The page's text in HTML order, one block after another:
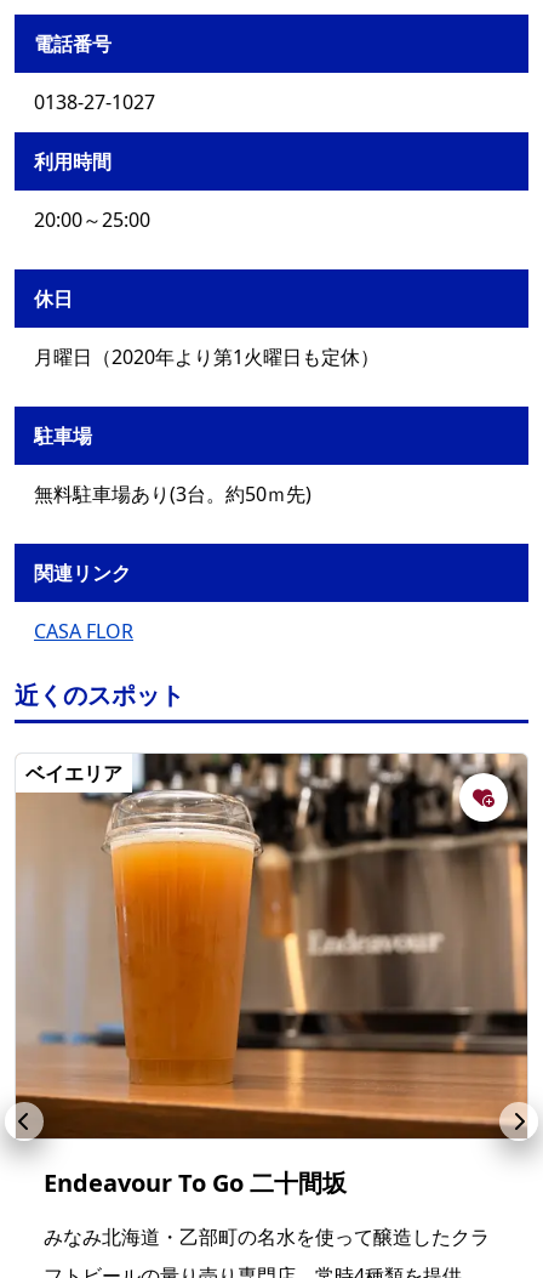
電話番号
0138-27-1027
利用時間
20:00～25:00
休日
月曜日（2020年より第1火曜日も定休）
駐車場
無料駐車場あり(3台。約50ｍ先)
関連リンク
CASA FLOR
近くのスポット
ベイエリア
Endeavour To Go 二十間坂
みなみ北海道・乙部町の名水を使って醸造したクラ